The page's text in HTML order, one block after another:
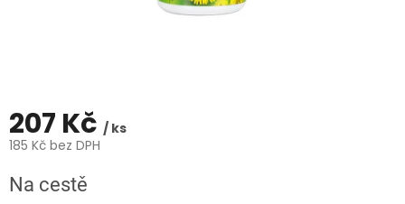
207 Kč / ks
185 Kč bez DPH
cena:
Na cestě